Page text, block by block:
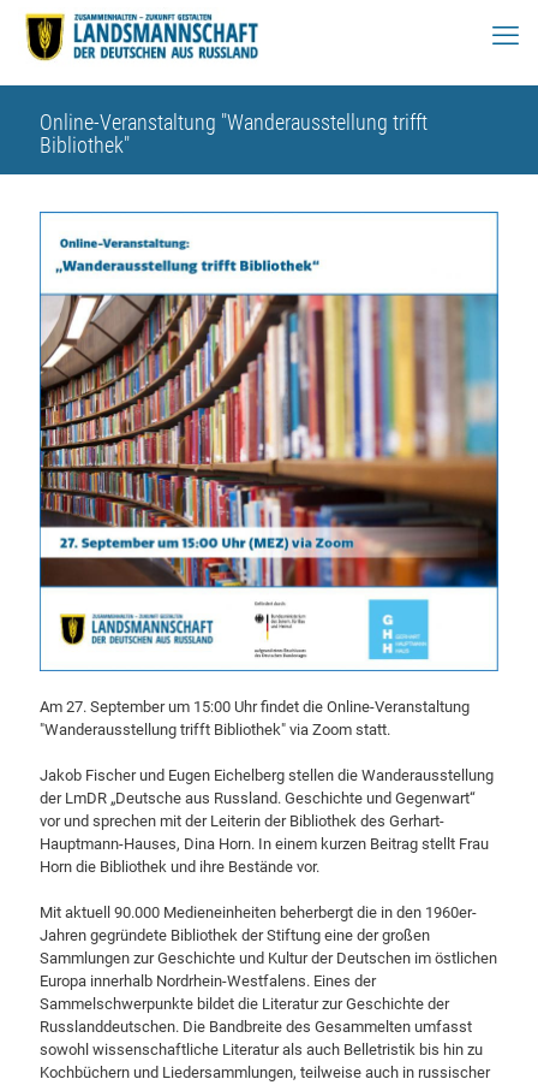
Online-Veranstaltung "Wanderausstellung trifft
Bibliothek"
Am 27. September um 15:00 Uhr findet die Online-Veranstaltung
"Wanderausstellung trifft Bibliothek" via Zoom statt.
Jakob Fischer und Eugen Eichelberg stellen die Wanderausstellung
der LmDR „Deutsche aus Russland. Geschichte und Gegenwart“
vor und sprechen mit der Leiterin der Bibliothek des Gerhart-
Hauptmann-Hauses, Dina Horn. In einem kurzen Beitrag stellt Frau
Horn die Bibliothek und ihre Bestände vor.
Mit aktuell 90.000 Medieneinheiten beherbergt die in den 1960er-
Jahren gegründete Bibliothek der Stiftung eine der großen
Sammlungen zur Geschichte und Kultur der Deutschen im östlichen
Europa innerhalb Nordrhein-Westfalens. Eines der
Sammelschwerpunkte bildet die Literatur zur Geschichte der
Russlanddeutschen. Die Bandbreite des Gesammelten umfasst
sowohl wissenschaftliche Literatur als auch Belletristik bis hin zu
Kochbüchern und Liedersammlungen, teilweise auch in russischer